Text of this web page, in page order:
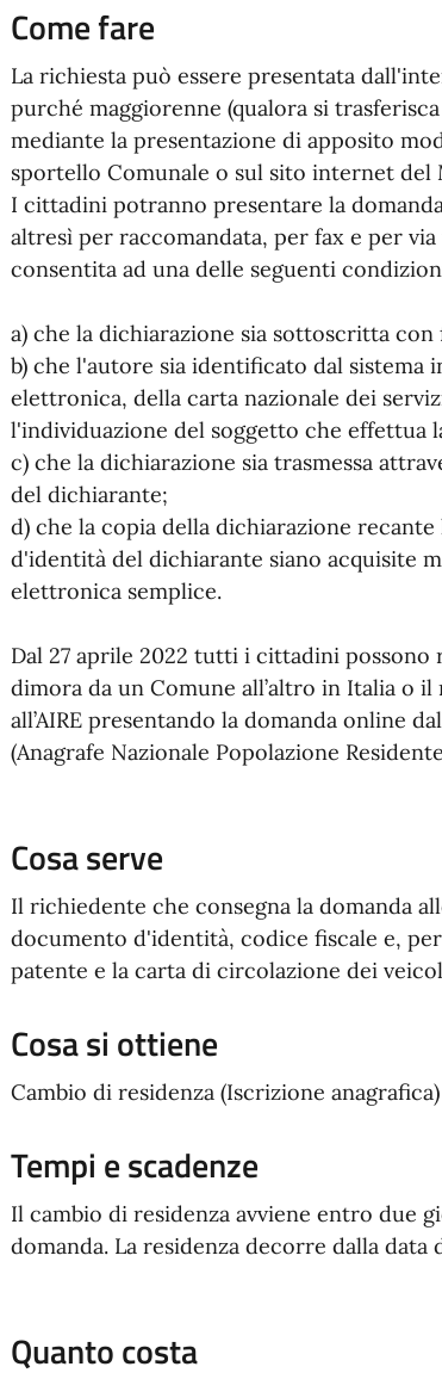
Come fare
La richiesta può essere presentata
purché maggiorenne (qualora si
mediante la presentazione di apposito
sportello Comunale o sul sito internet
I cittadini potranno presentare la
altresì per raccomandata, per fax e per
consentita ad una delle seguenti
a) che la dichiarazione sia sottoscritta
b) che l'autore sia identificato dal
elettronica, della carta nazionale dei
l'individuazione del soggetto che effettua
c) che la dichiarazione sia trasmessa
del dichiarante;
d) che la copia della dichiarazione
d'identità del dichiarante siano acquisite
elettronica semplice.
Dal 27 aprile 2022 tutti i cittadini
dimora da un Comune all’altro in Italia o
all’AIRE presentando la domanda online
(Anagrafe Nazionale Popolazione
Cosa serve
Il richiedente che consegna la domanda
documento d'identità, codice fiscale e,
patente e la carta di circolazione dei
Cosa si ottiene
Cambio di residenza (Iscrizione anagrafica)
Tempi e scadenze
Il cambio di residenza avviene entro due
domanda. La residenza decorre dalla data
Quanto costa